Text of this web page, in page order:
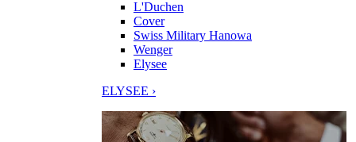
L'Duchen
Cover
Swiss Military Hanowa
Wenger
Elysee
ELYSEE ›